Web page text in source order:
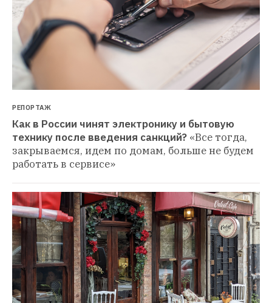
РЕПОРТАЖ
Как в России чинят электронику и бытовую
технику после введения санкций? «Все тогда,
закрываемся, идем по домам, больше не будем
работать в сервисе»